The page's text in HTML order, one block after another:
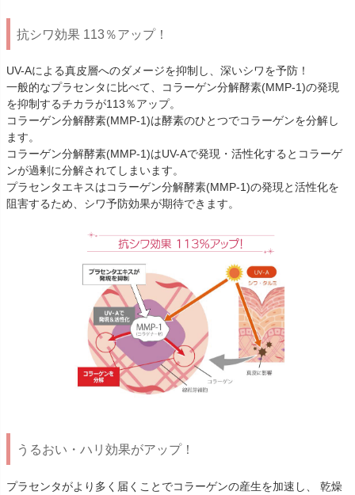
抗シワ効果 113％アップ！
UV-Aによる真皮層へのダメージを抑制し、深いシワを予防！
一般的なプラセンタに比べて、コラーゲン分解酵素(MMP-1)の発現
を抑制するチカラが113％アップ。
コラーゲン分解酵素(MMP-1)は酵素のひとつでコラーゲンを分解し
ます。
コラーゲン分解酵素(MMP-1)はUV-Aで発現・活性化するとコラーゲ
ンが過剰に分解されてしまいます。
プラセンタエキスはコラーゲン分解酵素(MMP-1)の発現と活性化を
阻害するため、シワ予防効果が期待できます。
うるおい・ハリ効果がアップ！
プラセンタがより多く届くことでコラーゲンの産生を加速し、 乾燥